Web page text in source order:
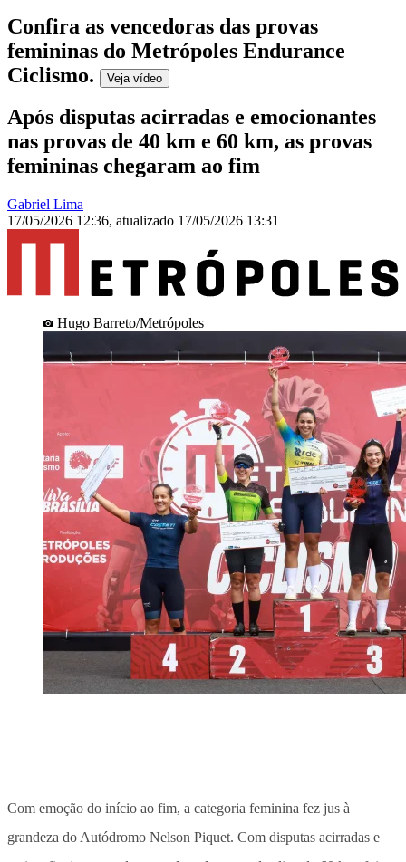
Confira as vencedoras das provas
femininas do Metrópoles Endurance
Ciclismo. Veja vídeo
Após disputas acirradas e emocionantes
nas provas de 40 km e 60 km, as provas
femininas chegaram ao fim
Gabriel Lima
17/05/2026 12:36, atualizado 17/05/2026 13:31
Hugo Barreto/Metrópoles
Com emoção do início ao fim, a categoria feminina fez jus à
grandeza do Autódromo Nelson Piquet. Com disputas acirradas e